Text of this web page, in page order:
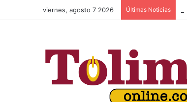
viernes, agosto 7 2026 Últimas Noticias